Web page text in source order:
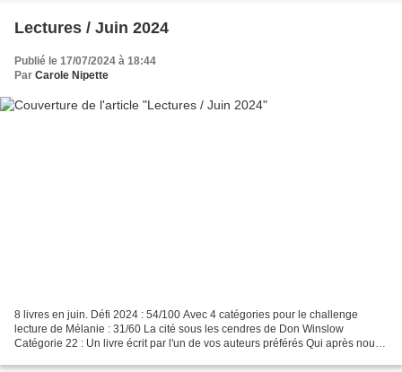
Lectures / Juin 2024
Publié le 17/07/2024 à 18:44
Par Carole Nipette
8 livres en juin. Défi 2024 : 54/100 Avec 4 catégories pour le challenge
lecture de Mélanie : 31/60 La cité sous les cendres de Don Winslow
Catégorie 22 : Un livre écrit par l'un de vos auteurs préférés Qui après nous